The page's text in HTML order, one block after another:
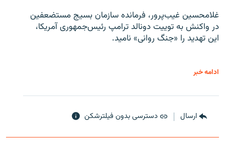
غلامحسین غیب‌پرور، فرمانده سازمان بسیج مستضعفین
در واکنش به توییت دونالد ترامپ رئیس‌جمهوری آمریکا،
این تهدید را «جنگ روانی» نامید.
ادامه خبر
ارسال دسترسی بدون فیلترشکن